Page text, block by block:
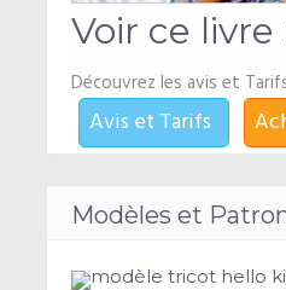
Voir ce livre
Découvrez les avis et
Avis et Tarifs
Modèles et
modèle tricot hello